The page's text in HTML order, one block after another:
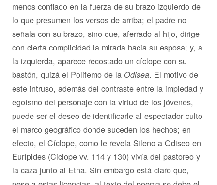
menos confiado en la fuerza de su brazo izquierdo de
lo que presumen los versos de arriba; el padre no
señala con su brazo, sino que, aferrado al hijo, dirige
con cierta complicidad la mirada hacia su esposa; y, a
la izquierda, aparece recostado un cíclope con su
bastón, quizá el Polifemo de la Odisea. El motivo de
este intruso, además del contraste entre la impiedad y
egoísmo del personaje con la virtud de los jóvenes,
puede ser el deseo de identificarle al espectador culto
el marco geográfico donde suceden los hechos; en
efecto, el Cíclope, como le revela Sileno a Odiseo en
Eurípides (Ciclope vv. 114 y 130) vivía del pastoreo y
la caza junto al Etna. Sin embargo está claro que,